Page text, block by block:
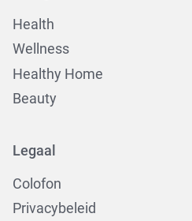
Health
Wellness
Healthy Home
Beauty
Legaal
Colofon
Privacybeleid